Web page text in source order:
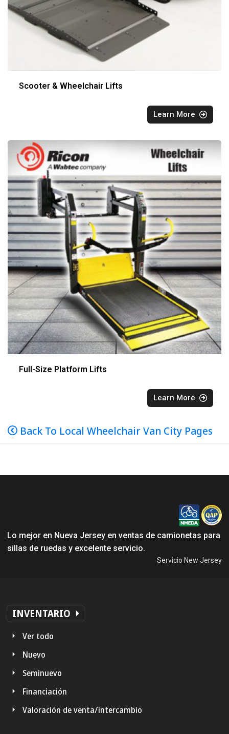
Scooter & Wheelchair Lifts
Learn More
Full-Size Platform Lifts
Learn More
Back To Local Wheelchair Van City Pages
Lo mejor en Nueva Jersey en ventas de camionetas para
sillas de ruedas y excelente servicio.
Servicio New Jersey
INVENTARIO
Ver todo
Nuevo
Seminuevo
Financiación
Valoración de venta/intercambio